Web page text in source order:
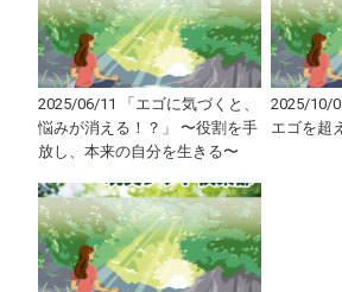
2025/06/11 「エゴに気づくと、
悩みが消える！？」 〜役割を手
放し、本来の自分を生きる〜
2025/10/
エゴを超